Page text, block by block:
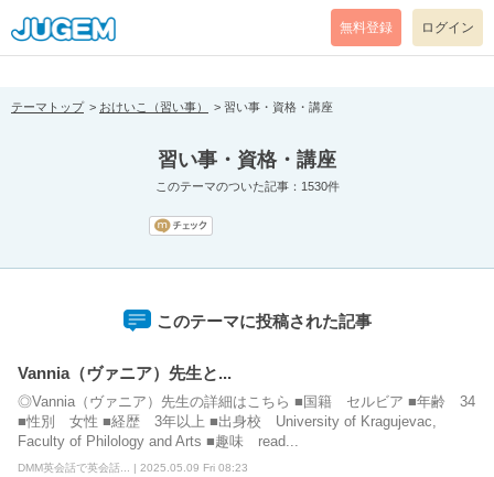
[pear_error: message="Success" code=0 mode=return level=notice
prefix="" info=""]
無料登録 ログイン
テーマトップ おけいこ（習い事） 習い事・資格・講座
習い事・資格・講座
このテーマのついた記事：1530件
このテーマに投稿された記事
Vannia（ヴァニア）先生と...
◎Vannia（ヴァニア）先生の詳細はこちら ■国籍 セルビア ■年齢 34
■性別 女性 ■経歴 3年以上 ■出身校 University of Kragujevac,
Faculty of Philology and Arts ■趣味 read...
DMM英会話で英会話... | 2025.05.09 Fri 08:23